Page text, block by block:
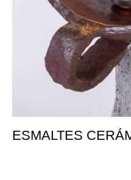
ESMALTES